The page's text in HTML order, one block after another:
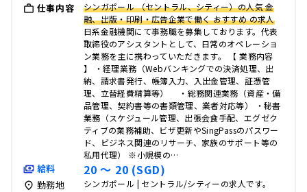
仕事内容
シンガポール （セントラル、シティー）の人気 金
融、出版・印刷・広告企業で働く おすすめ の求人
日系金融機関にて事務職を募集しております。代表
取締役のアシスタントとして、日常のオペレーショ
ン業務を主に携わっていただきます。 【 業務内容
】 ・経理業務（Webバンキングでの決済処理、出
納、請求書発行、帳簿入力、入出金管理、証憑管
理、立替経費精算等） ・総務関連業務（資産・備
品管理、契約書等の書類管理、業者対応等） ・秘書
業務（スケジュール管理、出張会食手配、エグゼク
ティブの業務補助、ビザ更新やSingPassのパスワー
ド、ビジネス関連のリサーチ、家族のサポート等の
私用代理） ※小規模の…
給料 20 〜 20 (SGD)
勤務地 シンガポール | セントラル/シティーの求人です。